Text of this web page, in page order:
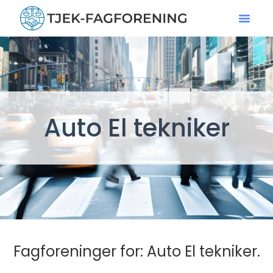
Auto El tekniker
Fagforeninger for: Auto El tekniker.